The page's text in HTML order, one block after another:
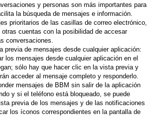
y personas son más importantes para
la búsqueda de mensajes e información.
prioritarios de las casillas de correo electrónico,
cuentas con la posibilidad de accesar
conversaciones.
previa de mensajes desde cualquier aplicación:
los mensajes desde cualquier aplicación en el
sólo hay que hacer clic en la vista previa y
acceder al mensaje completo y responderlo.
mensajes de BBM sin salir de la aplicación
y si el teléfono está bloqueado, se puede
previa de los mensajes y de las notificaciones
los íconos correspondientes en la pantalla de